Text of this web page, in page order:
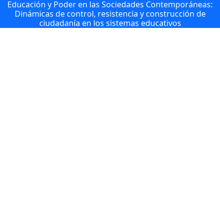
Educación y Poder en las Sociedades Contemporáneas:
Dinámicas de control, resistencia y construcción de
ciudadanía en los sistemas educativos